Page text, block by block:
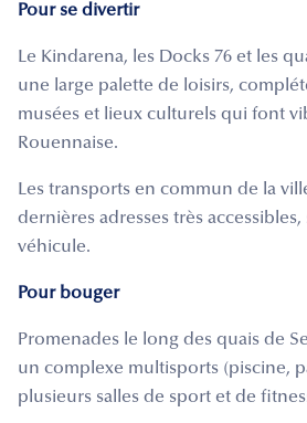
Pour se divertir
Le Kindarena, les Docks 76 et les
une large palette de loisirs,
musées et lieux culturels qui font
Rouennaise.
Les transports en commun de la
dernières adresses très accessibles,
véhicule.
Pour bouger
Promenades le long des quais de
un complexe multisports (piscine,
plusieurs salles de sport et de